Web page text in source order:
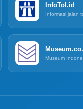
InfoTol.id
Informasi jalan
Museum